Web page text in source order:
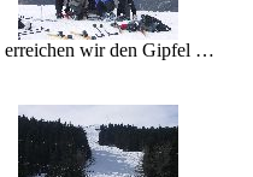
wir den Gipfel …